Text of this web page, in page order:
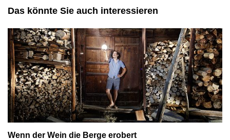
Das könnte Sie auch interessieren
Wenn der Wein die Berge erobert